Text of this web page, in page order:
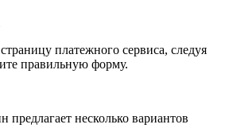
платежного сервиса, следуя
правильную форму.
предлагает несколько вариантов